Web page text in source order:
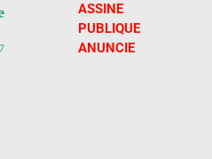
ASSINE
PUBLIQUE
ANUNCIE